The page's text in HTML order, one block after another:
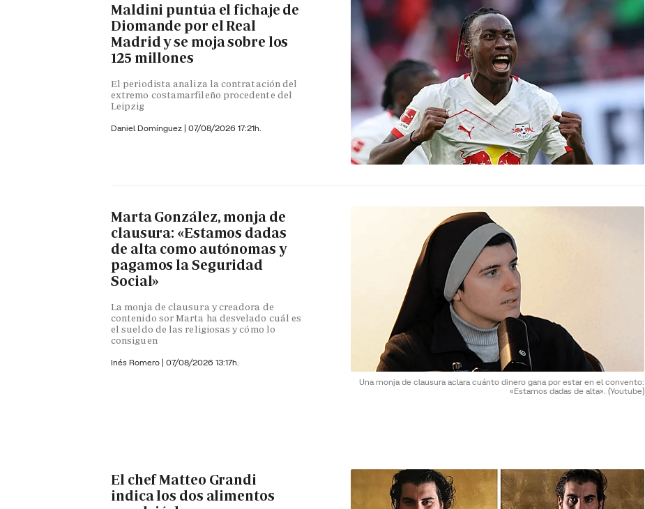
Maldini puntúa el fichaje de
Diomande por el Real
Madrid y se moja sobre los
125 millones
El periodista analiza la contratación del
extremo costamarfileño procedente del
Leipzig
Daniel Domínguez | 07/08/2026 17:21h.
Una monja de clausura aclara cuánto dinero gana por estar en el convento:
«Estamos dadas de alta». (Youtube)
Marta González, monja de
clausura: «Estamos dadas
de alta como autónomas y
pagamos la Seguridad
Social»
La monja de clausura y creadora de
contenido sor Marta ha desvelado cuál es
el sueldo de las religiosas y cómo lo
consiguen
Inés Romero | 07/08/2026 13:17h.
El chef Matteo Grandi
indica los dos alimentos